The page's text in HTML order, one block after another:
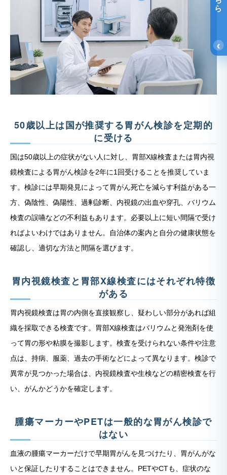
50歳以上は国が推奨する胃がん検診を定期的
に受ける
国は50歳以上の症状がない人に対し、胃部X線検査または胃内視
鏡検査による胃がん検診を2年に1回受けることを推奨していま
す。検診には早期発見によって胃がん死亡を減らす利益がある一
方、偽陰性、偽陽性、過剰診断、内視鏡の出血や穿孔、バリウム
検査の誤嚥などの不利益もあります。必要以上に短い間隔で受け
ればよいわけではありません。自治体の案内と自分の健康状態を
確認し、適切な方法と間隔を選びます。
胃内視鏡検査と胃部X線検査にはそれぞれ特徴
がある
胃内視鏡検査は胃の内側を直接観察し、疑わしい部分があれば組
織を採取できる検査です。胃部X線検査はバリウムと発泡剤を使
って胃の形や粘膜を撮影します。検査を受けられない条件や注意
点は、持病、服薬、過去の手術などによって異なります。検診で
異常が見つかった場合は、内視鏡検査や生検などの精密検査を行
い、がんかどうかを確定します。
腫瘍マーカーやPETは一般的な胃がん検診で
はない
血液の腫瘍マーカーだけで早期胃がんを見つけたり、胃がんがな
いと保証したりすることはできません。PETやCTも、症状のな
‹